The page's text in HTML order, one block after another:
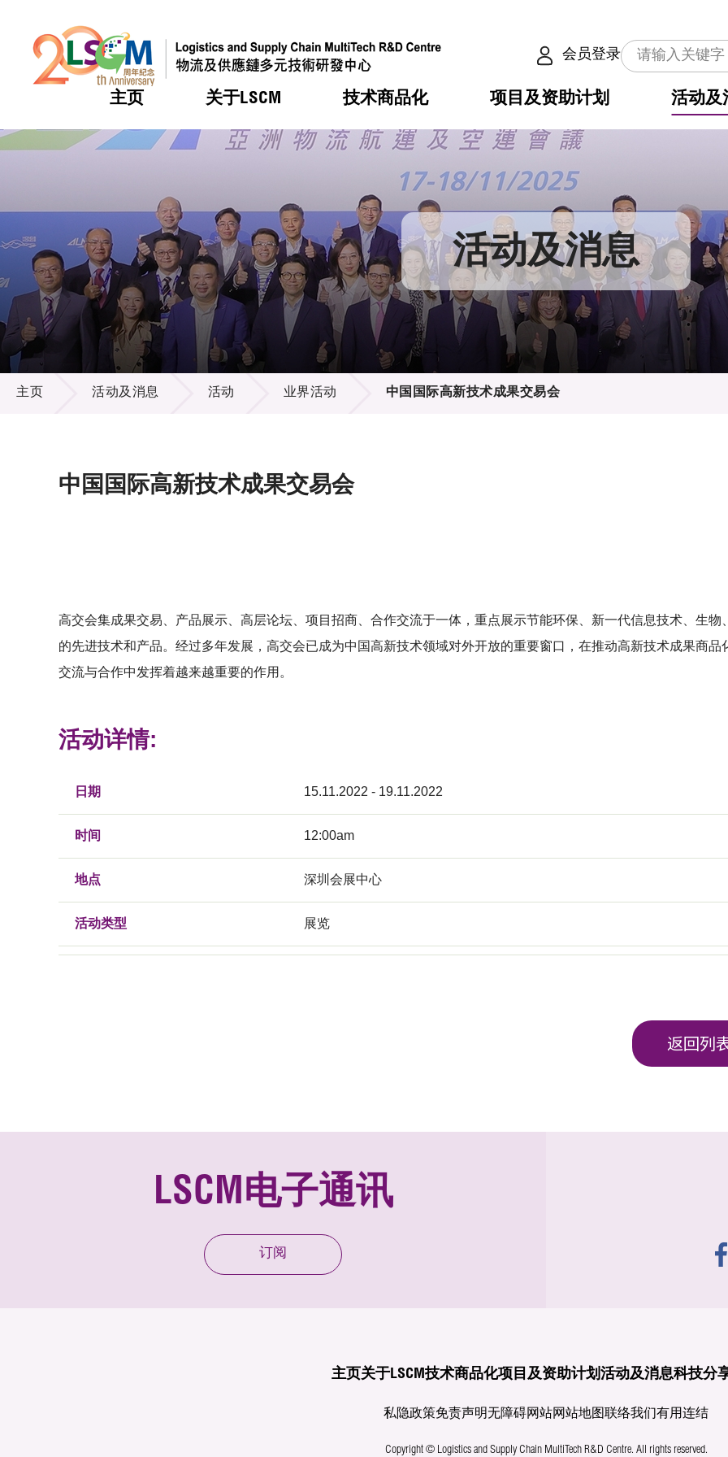
会员登录
主页 关于LSCM
热门 机构简介
组织架构
组织架构
董事局
研究顾问
招标通告
技术商品化
热门 服务
可获授权之技术
应用于公共服务之创新技术
重点项目
项目及资助计划
热门 合作计划
资助计划
资助计划
税务优惠
申请
评审
征求研发项目计划书
项目资料库
活动及
热门 活动
奖项
新闻中心
媒体报导
新闻稿
资讯中心
多媒体
出版刊物
热门 会籍及服务
会员列表
会员登入 活动及消息
活动及消息
主页 活动及消息 活动 业界活动 中国国际高新技术成果交易会
中国国际高新技术成果交易会
高交会集成果交易、产品展示、高层论坛、项目招商、合作交流于一体，重点展示节能环保、新一代信息技术、生
的先进技术和产品。经过多年发展，高交会已成为中国高新技术领域对外开放的重要窗口，在推动高新技术成果商
交流与合作中发挥着越来越重要的作用。
活动详情:
日期 15.11.2022 - 19.11.2022
时间 12:00am
地点 深圳会展中心
活动类型 展览
返回列
LSCM电子通讯
订阅
主页关于LSCM技术商品化项目及资助计划活动及消息科技分
私隐政策免责声明无障碍网站网站地图联络我们有用连结
Copyright © Logistics and Supply Chain MultiTech R&D Centre. All rights reserved.